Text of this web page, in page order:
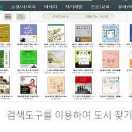
검색도구를 이용하여 도서 찾기